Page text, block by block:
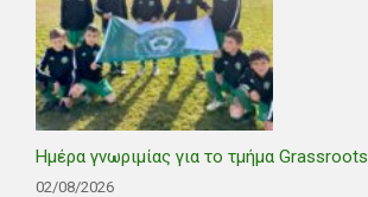
Ημέρα γνωριμίας για το τμήμα Grassroots
02/08/2026